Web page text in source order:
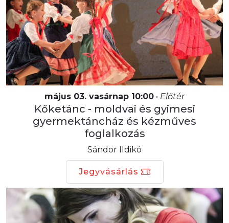
május 03. vasárnap 10:00 • Előtér
Kőketánc - moldvai és gyimesi
gyermektáncház és kézműves
foglalkozás
Sándor Ildikó
Jegyvásárlás